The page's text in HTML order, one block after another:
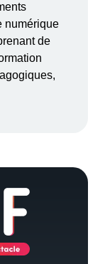
numérique
de